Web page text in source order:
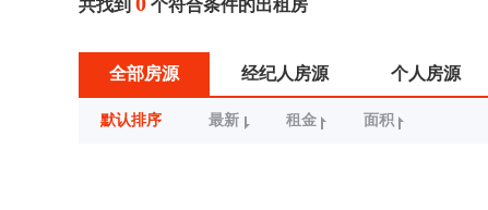
共找到 个符合条件的出租房
全部房源 经纪人房源 个人房源
默认排序 最新 租金 面积